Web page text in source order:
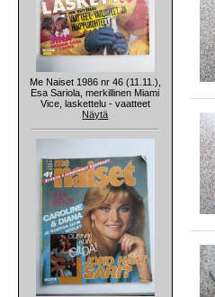
Me Naiset 1986 nr 46 (11.11.),
Esa Sariola, merkillinen Miami
Vice, laskettelu - vaatteet
Näytä